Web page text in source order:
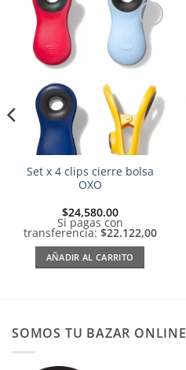
Añadir
a la
lista de
deseos
Set x 4 clips cierre bolsa
OXO
$24,580.00
Si pagas con
transferencia: $22.122,00
AÑADIR AL CARRITO
SOMOS TU BAZAR ONLINE